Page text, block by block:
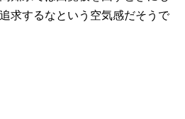
求するなという空気感だそうで